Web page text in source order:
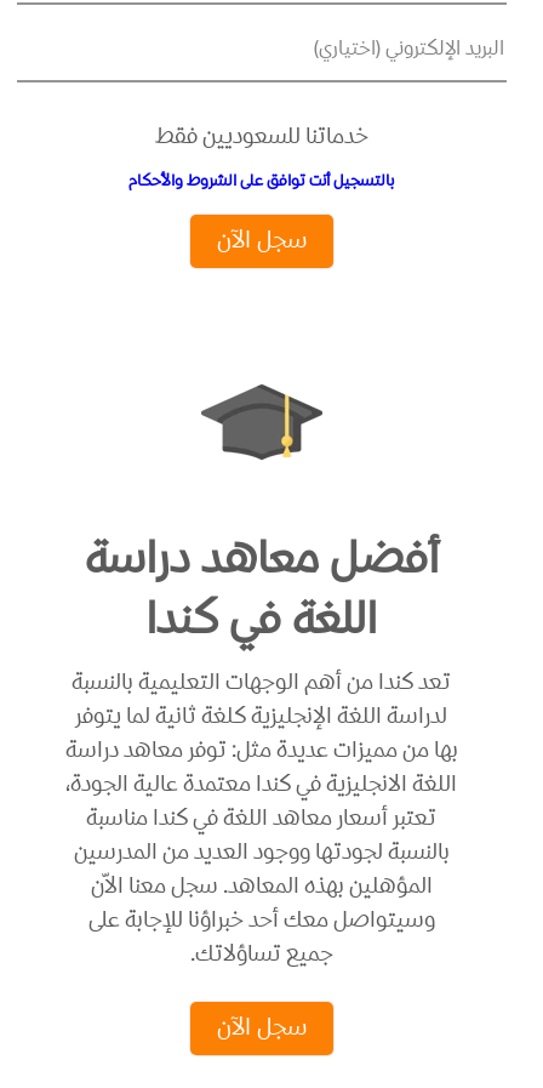
البريد الإلكتروني (اختياري)
خدماتنا للسعوديين فقط
بالتسجيل أنت توافق على الشروط والأحكام
سجل الآن
أفضل معاهد دراسة
اللغة في كندا
تعد كندا من أهم الوجهات التعليمية بالنسبة
لدراسة اللغة الإنجليزية كلغة ثانية لما يتوفر
بها من مميزات عديدة مثل: توفر معاهد دراسة
اللغة الانجليزية في كندا معتمدة عالية الجودة،
تعتبر أسعار معاهد اللغة في كندا مناسبة
بالنسبة لجودتها ووجود العديد من المدرسين
المؤهلين بهذه المعاهد. سجل معنا الاّن
وسيتواصل معك أحد خبراؤنا للإجابة على
جميع تساؤلاتك.
سجل الآن